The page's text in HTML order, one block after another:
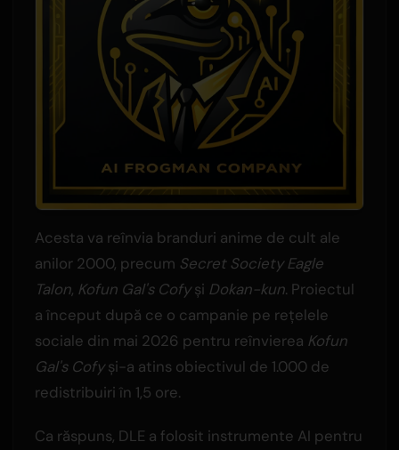
Acesta va reînvia branduri anime de cult ale
anilor 2000, precum Secret Society Eagle
Talon, Kofun Gal's Cofyși Dokan-kun. Proiectul
a început după ce o campanie pe rețelele
sociale din mai 2026 pentru reînvierea Kofun
Gal's Cofyși-a atins obiectivul de 1.000 de
redistribuiri în 1,5 ore.
Ca răspuns, DLE a folosit instrumente AI pentru